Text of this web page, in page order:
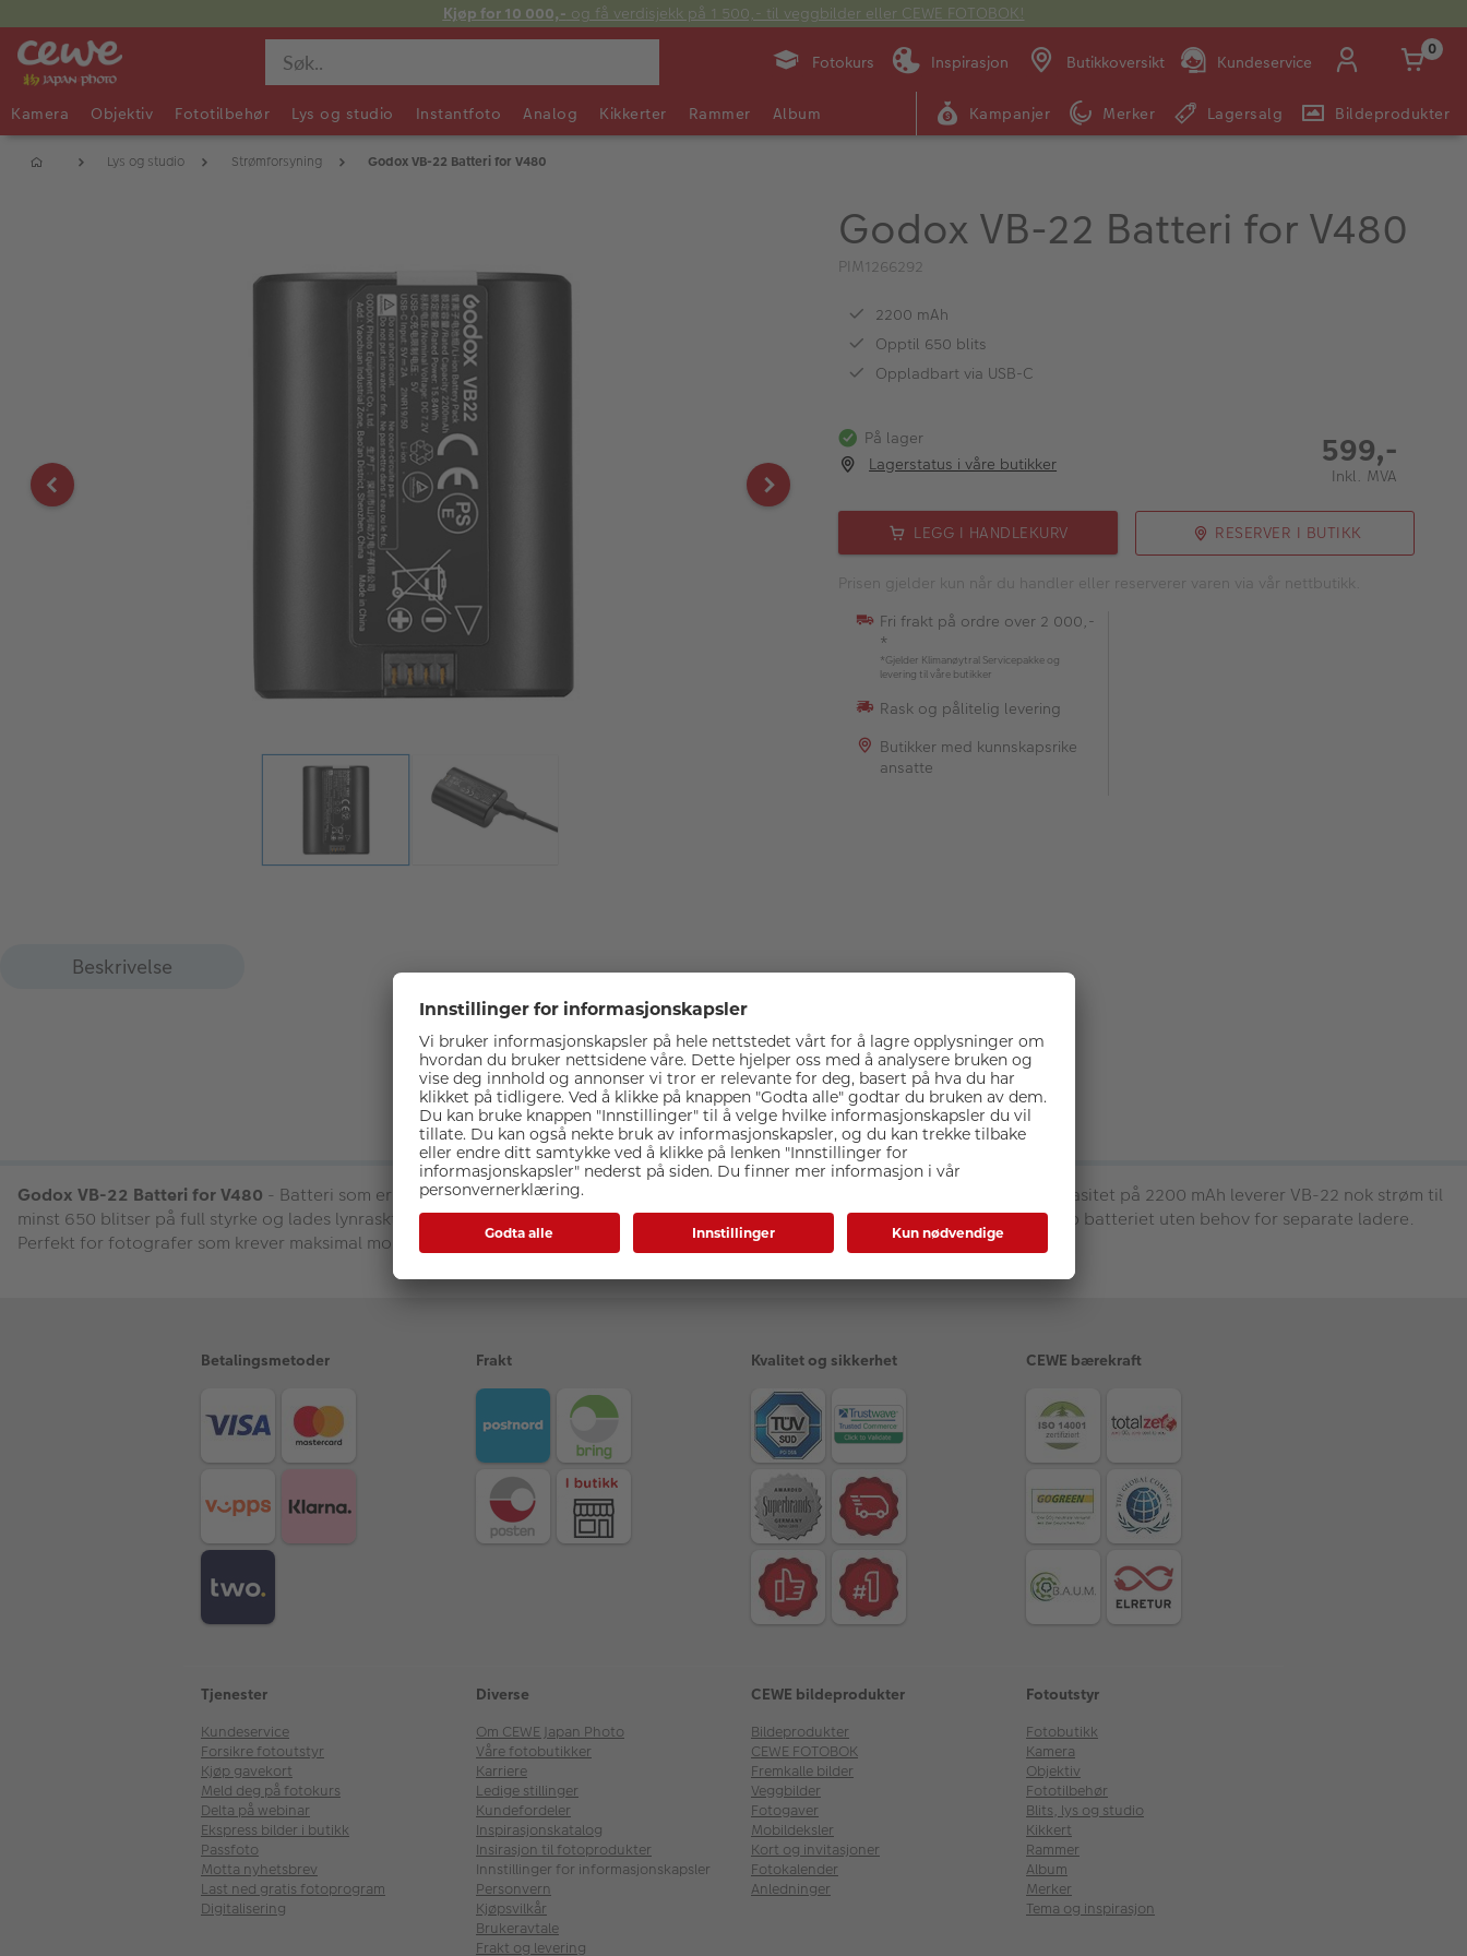
Kjøp for 10 000,- og få verdisjekk på 1 500,- til veggbilder eller CEWE FOTOBOK!
Fotokurs Inspirasjon Butikkoversikt Kundeservice
Man -
09:00 -
14:00 -
0
Kamera Objektiv Fototilbehør Lys og studio Instantfoto Analog Kikkerter Rammer Album Kampanjer Merker Lagersalg Bildeprodukter
Lys og studio Strømforsyning Godox VB-22 Batteri for V480
Godox VB-22 Batteri for V480
PIM1266292
2200 mAh
Opptil 650 blits
Oppladbart via USB-C
På lager
Lagerstatus i våre butikker
599,-
Inkl. MVA
LEGG I HANDLEKURV RESERVER I BUTIKK
Prisen gjelder kun når du handler eller reserverer varen via vår nettbutikk.
Fri frakt på ordre over 2 000,-
*
*Gjelder Klimanøytral Servicepakke og
levering til våre butikker
Rask og pålitelig levering
Butikker med kunnskapsrike
ansatte
Beskrivelse
Beskrivelse
Godox VB-22 Batteri for V480 - Batteri som er spesielt utviklet for Godox V480 TTL-blits. Kompakt, kraftig og pålitelig. Med en kapasitet på 2200 mAh leverer VB-22 nok strøm til
minst 650 blitser på full styrke og lades lynraskt opp igjen på bare 1,7 sekunder. Takket være støtte for USB-C kan du enkelt lade opp batteriet uten behov for separate ladere.
Perfekt for fotografer som krever maksimal mobilitet og hastighet.
Betalingsmetoder Frakt Kvalitet og sikkerhet CEWE bærekraft
Tjenester
Kundeservice
Forsikre fotoutstyr
Kjøp gavekort
Meld deg på fotokurs
Delta på webinar
Ekspress bilder i butikk
Passfoto
Motta nyhetsbrev
Last ned gratis fotoprogram
Digitalisering
Diverse
Om CEWE Japan Photo
Våre fotobutikker
Karriere
Ledige stillinger
Kundefordeler
Inspirasjonskatalog
Insirasjon til fotoprodukter
Innstillinger for informasjonskapsler
Personvern
Kjøpsvilkår
Brukeravtale
Frakt og levering
CEWE bildeprodukter
Bildeprodukter
CEWE FOTOBOK
Fremkalle bilder
Veggbilder
Fotogaver
Mobildeksler
Kort og invitasjoner
Fotokalender
Anledninger
Fotoutstyr
Fotobutikk
Kamera
Objektiv
Fototilbehør
Blits, lys og studio
Kikkert
Rammer
Album
Merker
Tema og inspirasjon